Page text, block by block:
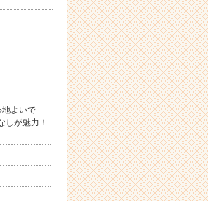
よいで
しが魅力！